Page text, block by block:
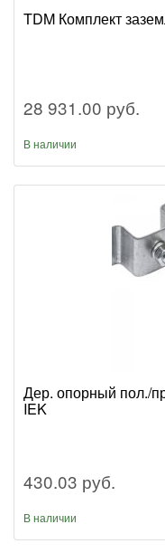
TDM Комплект
28 931.00 руб.
В наличии
Дер. опорный пол./
IEK
430.03 руб.
В наличии